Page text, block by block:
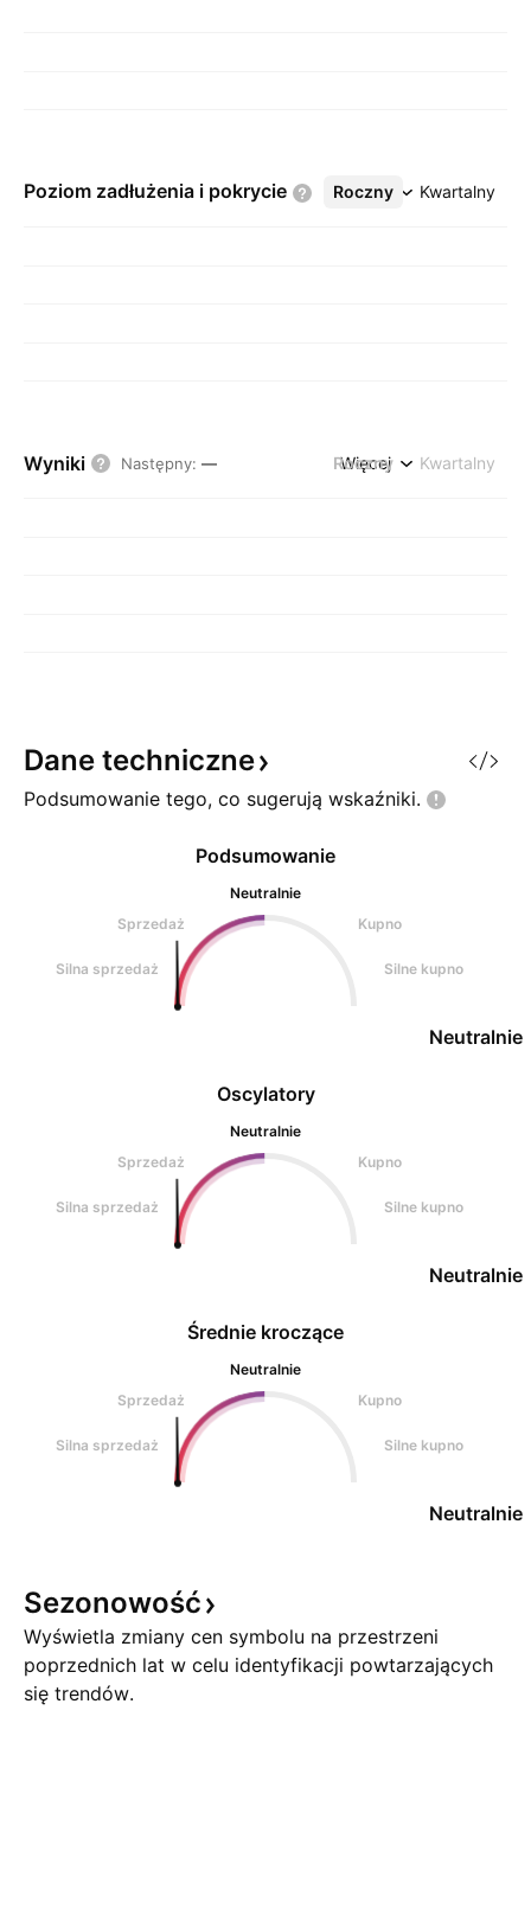
Poziom zadłużenia i pokrycie Roczny Kwartalny
Więcej
Wyniki Następny: — Roczny Kwartalny
Więcej
Dane techniczne
Podsumowanie tego, co sugerują wskaźniki.
Oscylatory
Neutralnie
Sprzedaż
Kupno
Silna sprzedaż Silne kupno
Neutralnie
Podsumowanie
Neutralnie
Sprzedaż
Kupno
Silna sprzedaż Silne kupno
Neutralnie
Średnie kroczące
Neutralnie
Sprzedaż
Kupno
Silna sprzedaż Silne kupno
Neutralnie
Sezonowość
Wyświetla zmiany cen symbolu na przestrzeni
poprzednich lat w celu identyfikacji powtarzających
się trendów.